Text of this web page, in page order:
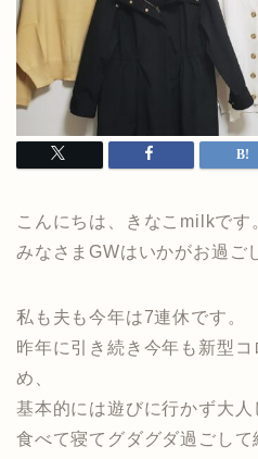
こんにちは、きなこmilkです
みなさまGWはいかがお過ご
私も夫も今年は7連休です。
昨年に引き続き今年も新型
め、
基本的には遊びに行かず大
食べて寝てグダグダ過ごし